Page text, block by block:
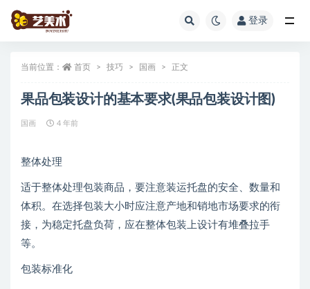
登录
当前位置： 首页 技巧 国画 正文
果品包装设计的基本要求(果品包装设计图)
国画 4 年前
整体处理
适于整体处理包装商品，要注意装运托盘的安全、数量和
体积。在选择包装大小时应注意产地和销地市场要求的衔
接，为稳定托盘负荷，应在整体包装上设计有堆叠拉手
等。
包装标准化